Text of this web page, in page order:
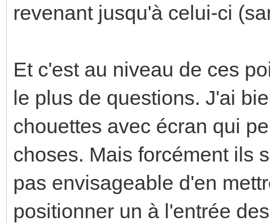
revenant jusqu'à celui-ci
Et c'est au niveau de ces
le plus de questions. J'ai
chouettes avec écran qui
choses. Mais forcément ils
pas envisageable d'en
positionner un à l'entrée